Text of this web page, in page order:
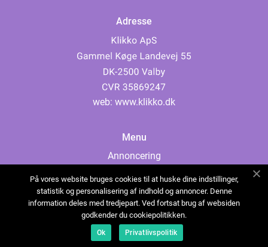
Adresse
web: www.klikko.dk
Menu
Annoncering
Cookies
Kontakt os
Sitemap
På vores website bruges cookies til at huske dine indstillinger,
statistik og personalisering af indhold og annoncer. Denne
information deles med tredjepart. Ved fortsat brug af websiden
godkender du cookiepolitikken.
Ok Privatlivspolitik